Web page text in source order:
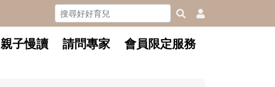
親子慢讀 請問專家 會員限定服務